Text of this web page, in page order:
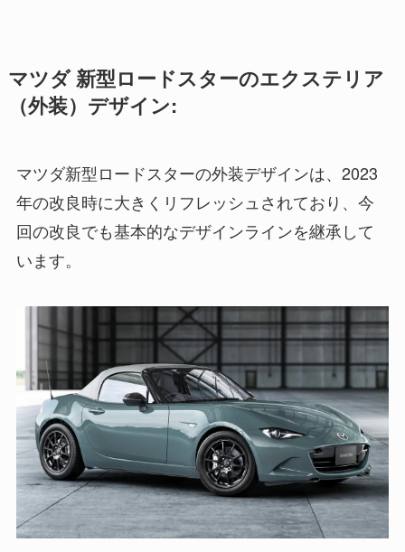
マツダ 新型ロードスターのエクステリア
（外装）デザイン:
マツダ新型ロードスターの外装デザインは、2023
年の改良時に大きくリフレッシュされており、今
回の改良でも基本的なデザインラインを継承して
います。